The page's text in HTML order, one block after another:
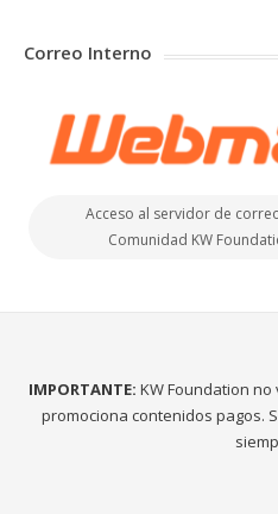
Correo Interno
Acceso al servidor de
Comunidad KW
IMPORTANTE: KW Foundation
promociona contenidos pagos.